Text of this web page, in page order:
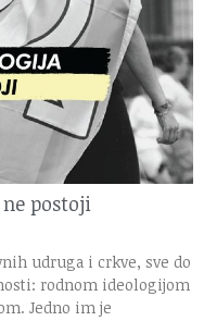
postoji
udruga i crkve, sve do
rodnom ideologijom
Jedno im je